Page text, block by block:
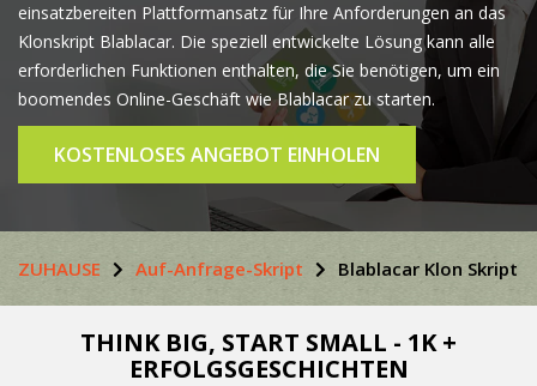
einsatzbereiten Plattformansatz für Ihre Anforderungen an das
Klonskript Blablacar. Die speziell entwickelte Lösung kann alle
erforderlichen Funktionen enthalten, die Sie benötigen, um ein
boomendes Online-Geschäft wie Blablacar zu starten.
KOSTENLOSES ANGEBOT EINHOLEN
ZUHAUSE Auf-Anfrage-Skript Blablacar Klon Skript
THINK BIG, START SMALL - 1K +
ERFOLGSGESCHICHTEN